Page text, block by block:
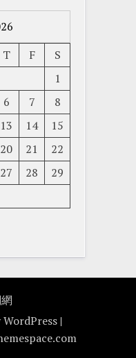
T F
S
1
6 7
8
13 14
15
20 21
22
27 28
29
|